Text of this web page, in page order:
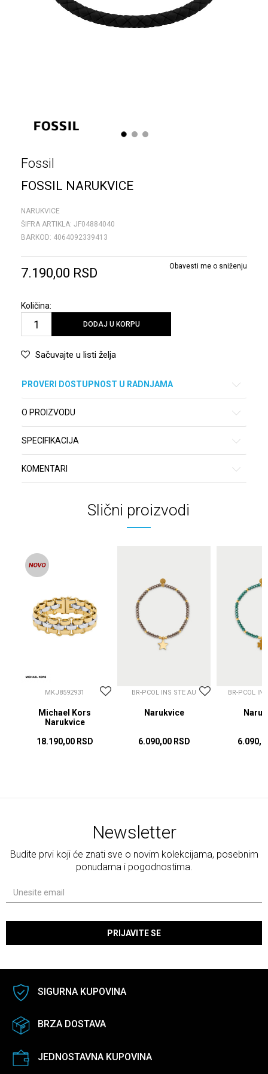
1 2 3
Fossil
FOSSIL NARUKVICE
NARUKVICE
ŠIFRA ARTIKLA: JF04884040
BARKOD: 4064092339413
7.190,00 RSD Obavesti me o sniženju
Količina:
DODAJ U KORPU
Sačuvajte u listi želja
PROVERI DOSTUPNOST U RADNJAMA
O PROIZVODU
SPECIFIKACIJA
KOMENTARI
Slični proizvodi
MKJ8592931
Michael Kors
Narukvice
18.190,00 RSD
BR-PCOL INS STE AU
Narukvice
6.090,00 RSD
BR-PCOL
Newsletter
Budite prvi koji će znati sve o novim kolekcijama, posebnim
ponudama i pogodnostima.
PRIJAVITE SE
SIGURNA KUPOVINA
BRZA DOSTAVA
JEDNOSTAVNA KUPOVINA